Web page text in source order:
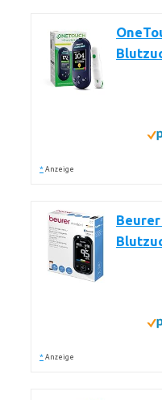
* Anzeige
Beurer
* Anzeige